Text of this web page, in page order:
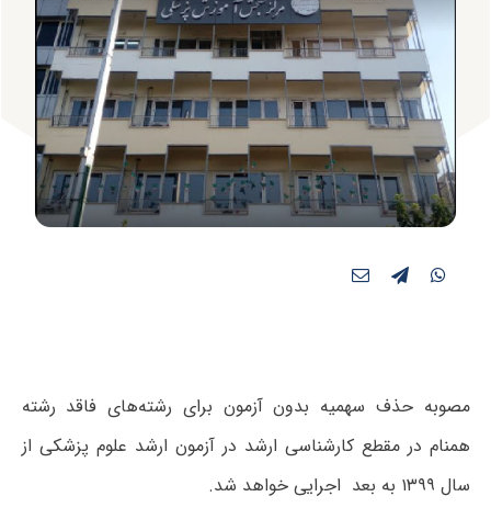
مصوبه حذف سهمیه بدون آزمون برای رشته‌های فاقد رشته
همنام در مقطع کارشناسی ارشد در آزمون ارشد علوم پزشکی از
سال ۱۳۹۹ به بعد اجرایی خواهد شد.